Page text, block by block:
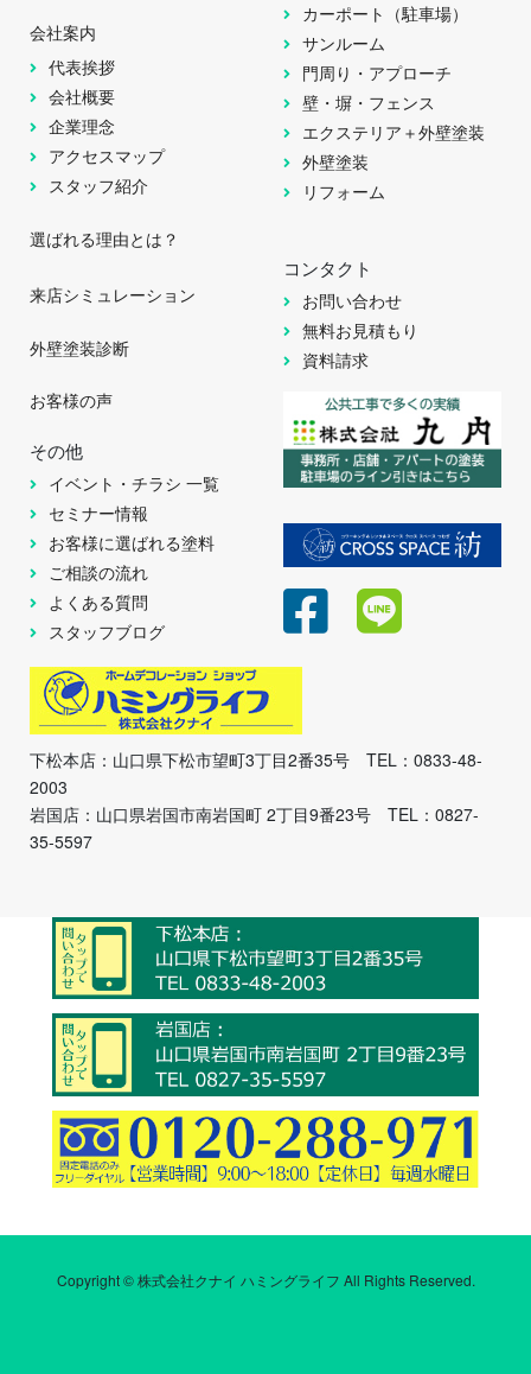
会社案内
代表挨拶
会社概要
企業理念
アクセスマップ
スタッフ紹介
選ばれる理由とは？
カーポート（駐車場）
サンルーム
門周り・アプローチ
壁・塀・フェンス
エクステリア＋外壁塗装
外壁塗装
リフォーム
来店シミュレーション
外壁塗装診断
お客様の声
その他
イベント・チラシ 一覧
セミナー情報
お客様に選ばれる塗料
ご相談の流れ
よくある質問
スタッフブログ
コンタクト
お問い合わせ
無料お見積もり
資料請求
下松本店：山口県下松市望町3丁目2番35号 TEL：0833-48-
2003
岩国店：山口県岩国市南岩国町 2丁目9番23号 TEL：0827-
35-5597
Copyright © 株式会社クナイ ハミングライフ All Rights Reserved.